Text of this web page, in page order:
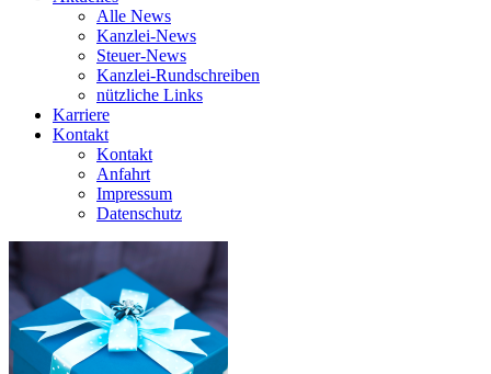
Alle News
Kanzlei-News
Steuer-News
Kanzlei-Rundschreiben
nützliche Links
Karriere
Kontakt
Kontakt
Anfahrt
Impressum
Datenschutz